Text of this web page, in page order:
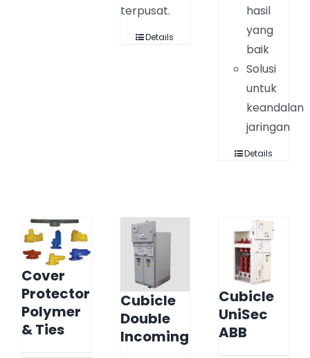
terpusat.
Details
hasil
yang
baik
Solusi
untuk
keandalan
jaringan
Details
Cover
Protector
Polymer
& Ties
Cubicle
Double
Incoming
Cubicle
UniSec
ABB